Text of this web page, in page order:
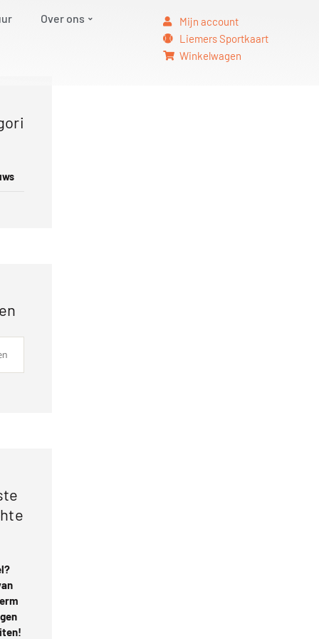
Over ons
Mijn account
Liemers Sportkaart
Winkelwagen